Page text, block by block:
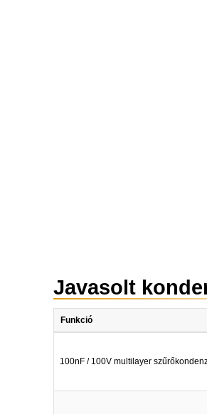
Javasolt
Funkció
100nF / 100V multilayer